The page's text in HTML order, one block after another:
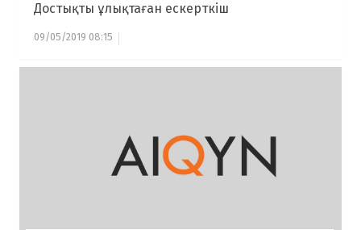
Достықты ұлықтаған ескерткіш
09/05/2019 08:15